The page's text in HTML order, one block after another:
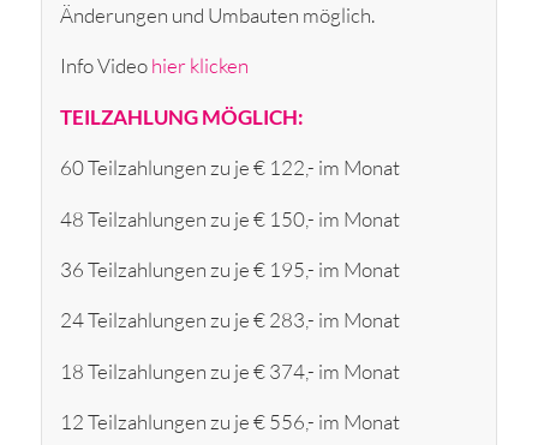
Änderungen und Umbauten möglich.
Info Videohier klicken
TEILZAHLUNG MÖGLICH:
60 Teilzahlungen zu je € 122,- im Monat
48 Teilzahlungen zu je € 150,- im Monat
36 Teilzahlungen zu je € 195,- im Monat
24 Teilzahlungen zu je € 283,- im Monat
18 Teilzahlungen zu je € 374,- im Monat
12 Teilzahlungen zu je € 556,- im Monat